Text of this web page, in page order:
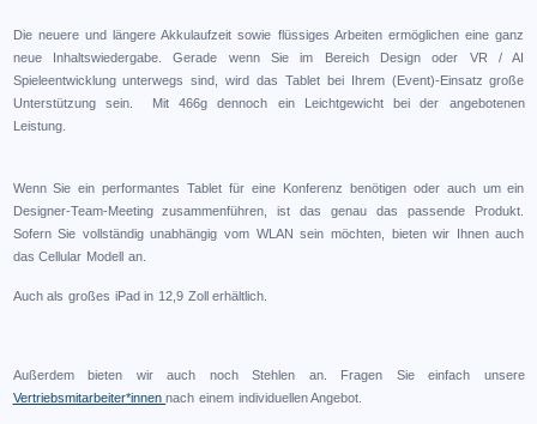
Die neuere und längere Akkulaufzeit sowie flüssiges Arbeiten ermöglichen eine ganz
neue Inhaltswiedergabe. Gerade wenn Sie im Bereich Design oder VR / AI
Spieleentwicklung unterwegs sind, wird das Tablet bei Ihrem (Event)-Einsatz große
Unterstützung sein. Mit 466g dennoch ein Leichtgewicht bei der angebotenen
Leistung.
Wenn Sie ein performantes Tablet für eine Konferenz benötigen oder auch um ein
Designer-Team-Meeting zusammenführen, ist das genau das passende Produkt.
Sofern Sie vollständig unabhängig vom WLAN sein möchten, bieten wir Ihnen auch
das Cellular Modell an.
Auch als großes iPad in 12,9 Zoll erhältlich.
Außerdem bieten wir auch noch Stehlen an. Fragen Sie einfach unsere
Vertriebsmitarbeiter*innennach einem individuellen Angebot.